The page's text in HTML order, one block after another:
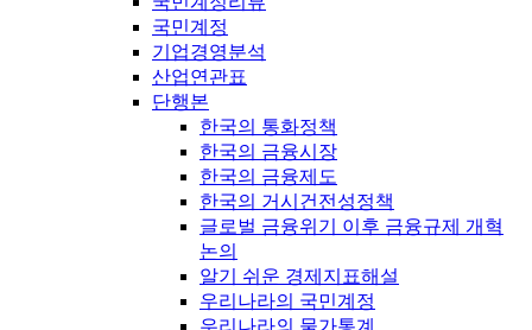
국민계정
기업경영분석
산업연관표
단행본
한국의 통화정책
한국의 금융시장
한국의 금융제도
한국의 거시건전성정책
글로벌 금융위기 이후 금융규제 개혁
논의
알기 쉬운 경제지표해설
우리나라의 국민계정